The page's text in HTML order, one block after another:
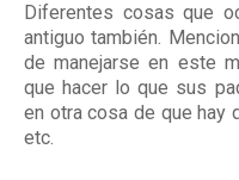
Diferentes cosas que
antiguo también.
de manejarse en este
que hacer lo que sus
en otra cosa de que hay
etc.